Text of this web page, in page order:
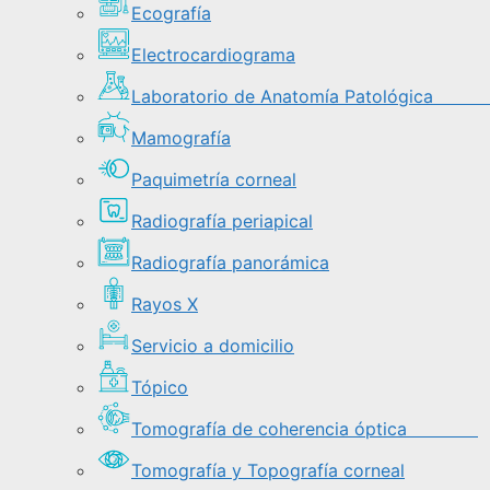
Ecografía
Electrocardiograma
Laboratorio de Anatomía
Mamografía
Paquimetría corneal
Radiografía periapical
Radiografía panorámica
Rayos X
Servicio a domicilio
Tópico
Tomografía de coherencia óptica
Tomografía y Topografía corneal